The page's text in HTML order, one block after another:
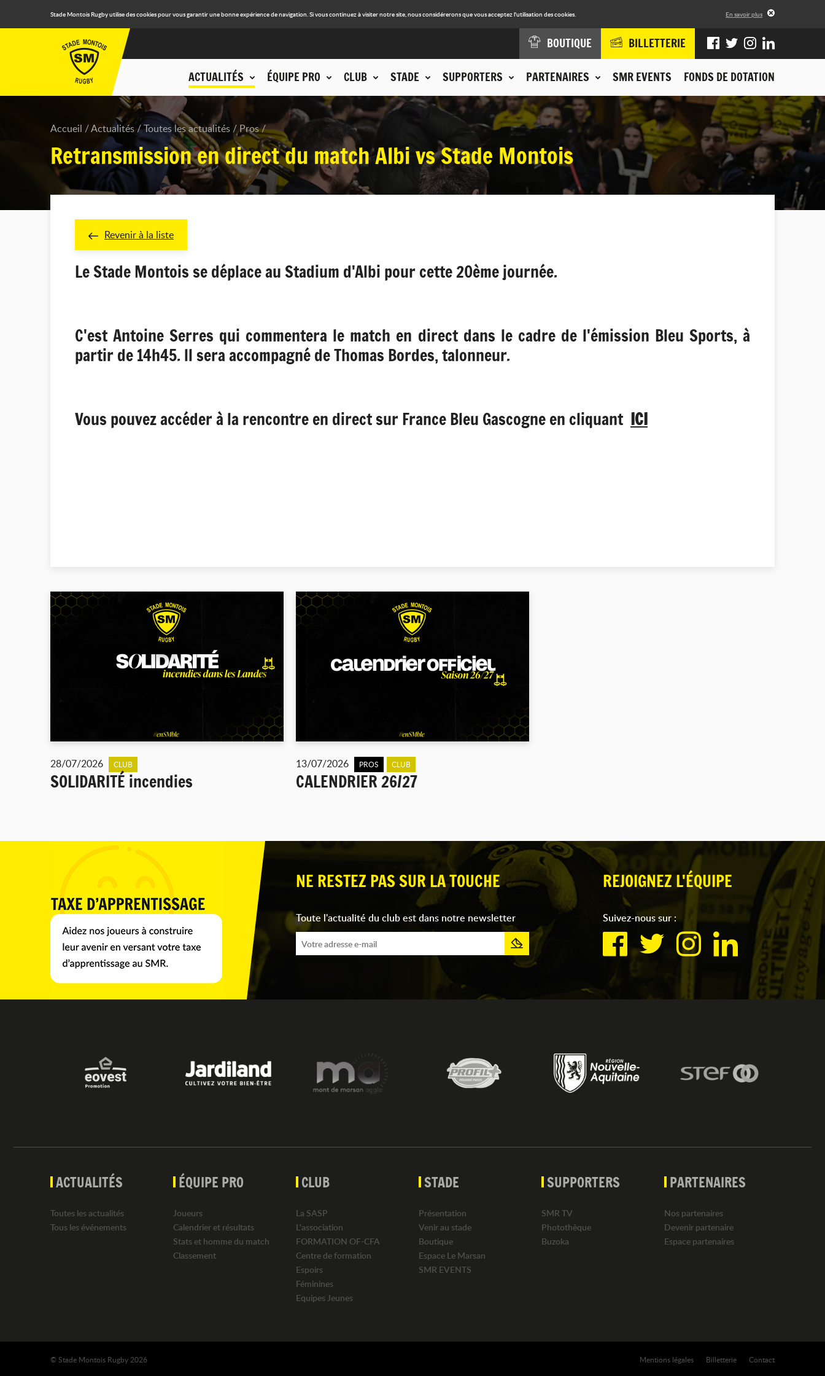
Stade Montois Rugby utilise des cookies pour vous garantir une bonne expérience de navigation. Si vous continuez à visiter notre site, nous considérerons que vous acceptez l'utilisation des cookies. En savoir plus
ACTUALITÉS ÉQUIPE PRO CLUB STADE SUPPORTERS PARTENAIRES SMR EVENTS FONDS DE DOTATION
BOUTIQUE BILLETTERIE
Accueil Actualités Toutes les actualités Pros
Retransmission en direct du match Albi vs Stade Montois
Revenir à la liste
Le Stade Montois se déplace au Stadium d'Albi pour cette 20ème journée.
C'est Antoine Serres qui commentera le match en direct dans le cadre de l'émission Bleu Sports, à
partir de 14h45. ll sera accompagné de Thomas Bordes, talonneur.
Vous pouvez accéder à la rencontre en direct sur France Bleu Gascogne en cliquant ICI
28/07/2026 CLUB
SOLIDARITÉ incendies
13/07/2026 PROS CLUB
CALENDRIER 26/27
NE RESTEZ PAS SUR LA TOUCHE
Toute l'actualité du club est dans notre newsletter
REJOIGNEZ L'ÉQUIPE
Suivez-nous sur :
ACTUALITÉS
Toutes les actualités
Tous les événements
ÉQUIPE PRO
Joueurs
Calendrier et résultats
Stats et homme du match
Classement
CLUB
La SASP
L'association
FORMATION OF-CFA
Centre de formation
Espoirs
Féminines
Equipes Jeunes
STADE
Présentation
Venir au stade
Boutique
Espace Le Marsan
SMR EVENTS
SUPPORTERS
SMR TV
Photothèque
Buzoka
PARTENAIRES
Nos partenaires
Devenir partenaire
Espace partenaires
Contact
Billetterie
Mentions légales
© Stade Montois Rugby 2026